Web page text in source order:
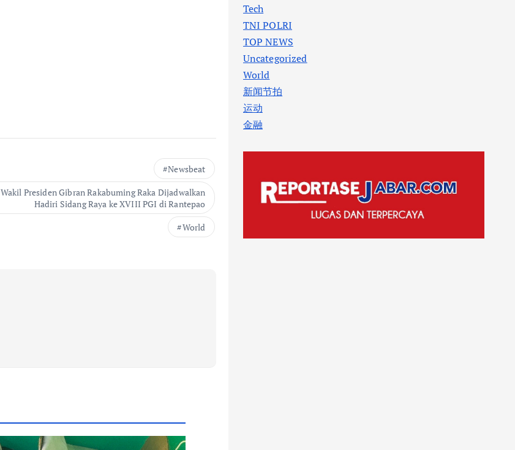
Newsbeat
Wakil Presiden Gibran Rakabuming Raka Dijadwalkan
Hadiri Sidang Raya ke XVIII PGI di Rantepao
World
Tech
TNI POLRI
TOP NEWS
Uncategorized
World
新闻节拍
运动
金融